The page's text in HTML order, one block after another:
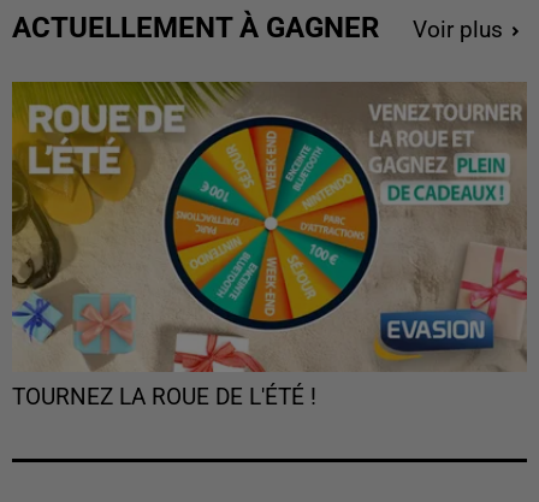
ACTUELLEMENT À GAGNER Voir plus
TOURNEZ LA ROUE DE L'ÉTÉ !